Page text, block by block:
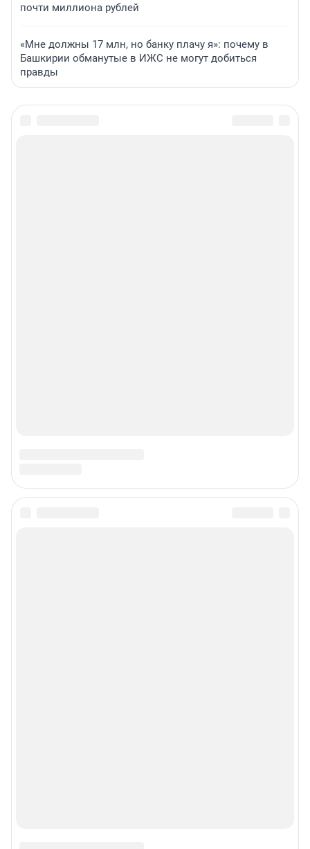
почти миллиона рублей
«Мне должны 17 млн, но банку плачу я»: почему в
Башкирии обманутые в ИЖС не могут добиться
правды